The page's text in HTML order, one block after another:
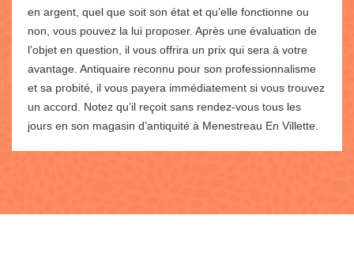
en argent, quel que soit son état et qu’elle fonctionne ou
non, vous pouvez la lui proposer. Après une évaluation de
l’objet en question, il vous offrira un prix qui sera à votre
avantage. Antiquaire reconnu pour son professionnalisme
et sa probité, il vous payera immédiatement si vous trouvez
un accord. Notez qu’il reçoit sans rendez-vous tous les
jours en son magasin d’antiquité à Menestreau En Villette.